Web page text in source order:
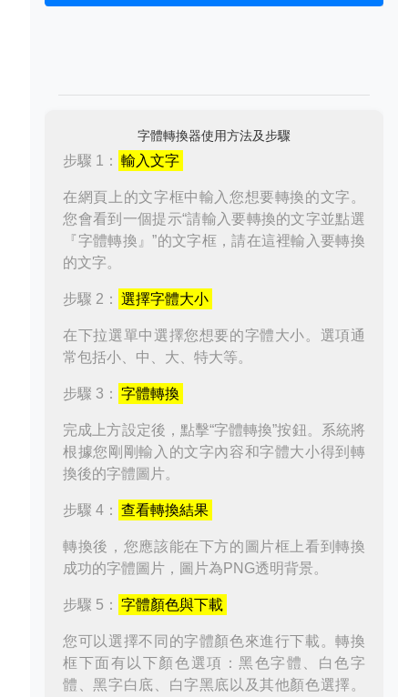
字體轉換器使用方法及步驟
步驟 1： 輸入文字
在網頁上的文字框中輸入您想要轉換的文字。
您會看到一個提示“請輸入要轉換的文字並點選
『字體轉換』”的文字框，請在這裡輸入要轉換
的文字。
步驟 2： 選擇字體大小
在下拉選單中選擇您想要的字體大小。選項通
常包括小、中、大、特大等。
步驟 3： 字體轉換
完成上方設定後，點擊“字體轉換”按鈕。系統將
根據您剛剛輸入的文字內容和字體大小得到轉
換後的字體圖片。
步驟 4： 查看轉換結果
轉換後，您應該能在下方的圖片框上看到轉換
成功的字體圖片，圖片為PNG透明背景。
步驟 5： 字體顏色與下載
您可以選擇不同的字體顏色來進行下載。轉換
框下面有以下顏色選項：黑色字體、白色字
體、黑字白底、白字黑底以及其他顏色選擇。